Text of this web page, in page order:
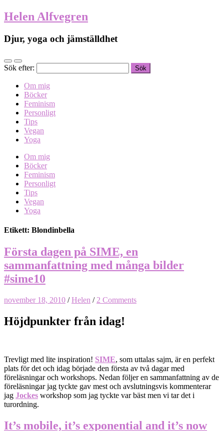
Helen Alfvegren
Djur, yoga och jämställdhet
Sök efter:
Om mig
Böcker
Feminism
Personligt
Tips
Vegan
Yoga
Om mig
Böcker
Feminism
Personligt
Tips
Vegan
Yoga
Etikett: Blondinbella
Första dagen på SIME, en
sammanfattning med många bilder
#sime10
november 18, 2010 /Helen / 2 Comments
Höjdpunkter från idag!
Trevligt med lite inspiration! SIME, som uttalas sajm, är en perfekt
plats för det och idag började den första av två dagar med
föreläsningar och workshops. Nedan följer en sammanfattning av de
föreläsningar jag tyckte gav mest och avslutningsvis kommenterar
jag Jockes workshop som jag tyckte var bäst men vi tar det i
turordning.
It’s mobile, it’s exponential and it’s now